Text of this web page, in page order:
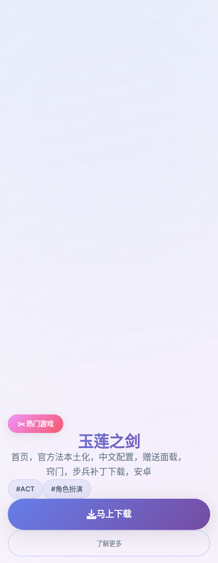
✂️ 热门游戏
玉莲之剑
首页，官方法本土化，中文配置，赠送面载，
窍门，步兵补丁下载，安卓
#ACT #角色扮演
马上下载
了解更多